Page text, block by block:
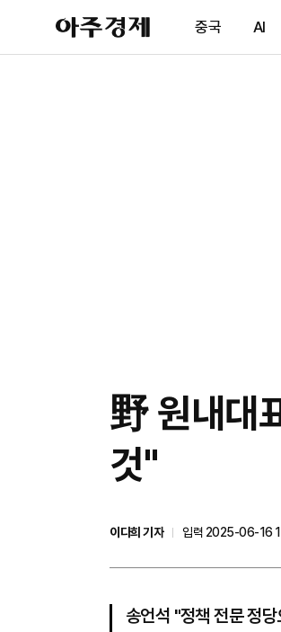
아
주
제
중국 AI
野 원내대
것"
이다희 기자
입력 2025-06-16
송언석 "정책 전문 정